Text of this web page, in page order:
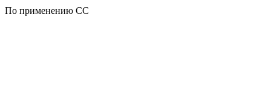
По применению CC